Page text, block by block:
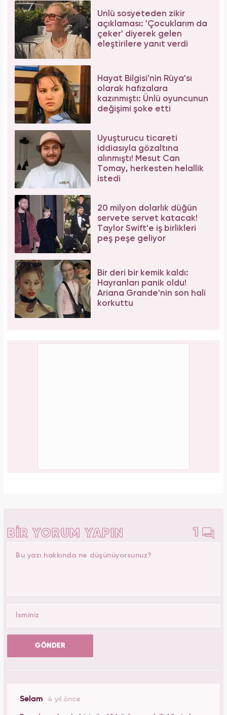
Ünlü sosyeteden zikir
açıklaması: 'Çocuklarım da
çeker' diyerek gelen
eleştirilere yanıt verdi
Hayat Bilgisi'nin Rüya'sı
olarak hafızalara
kazınmıştı: Ünlü oyuncunun
değişimi şoke etti
Uyuşturucu ticareti
iddiasıyla gözaltına
alınmıştı! Mesut Can
Tomay, herkesten helallik
istedi
20 milyon dolarlık düğün
servete servet katacak!
Taylor Swift'e iş birlikleri
peş peşe geliyor
Bir deri bir kemik kaldı:
Hayranları panik oldu!
Ariana Grande'nin son hali
korkuttu
BİR YORUM YAPIN 1
GÖNDER
Selam 4 yıl önce